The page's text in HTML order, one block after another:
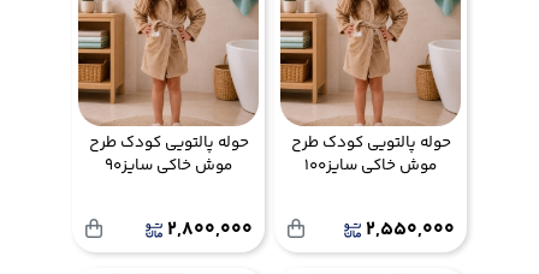
حوله پالتویی کودک طرح
موش خاکی سایز100
2,550,000
حوله پالتویی کودک طرح
موش خاکی سایز90
2,800,000